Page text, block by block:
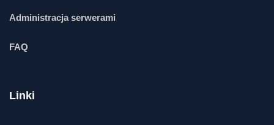
Administracja serwerami
FAQ
Linki